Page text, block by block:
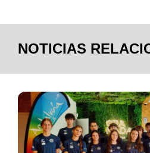
NOTICIAS